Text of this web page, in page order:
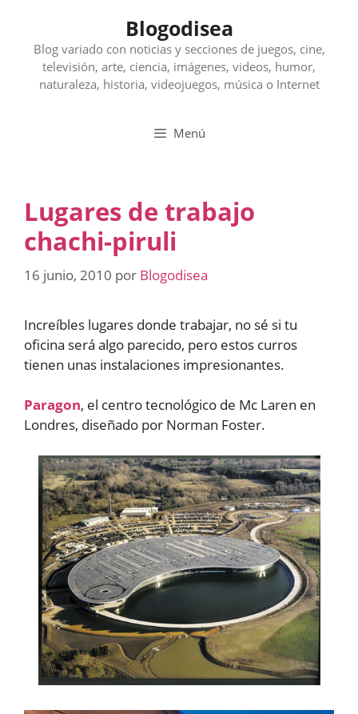
contenido
Blogodisea
Blog variado con noticias y secciones de juegos, cine,
televisión, arte, ciencia, imágenes, videos, humor,
naturaleza, historia, videojuegos, música o Internet
Menú
Lugares de trabajo
chachi-piruli
16 junio, 2010 por Blogodisea
Increíbles lugares donde trabajar, no sé si tu
oficina será algo parecido, pero estos curros
tienen unas instalaciones impresionantes.
Paragon, el centro tecnológico de Mc Laren en
Londres, diseñado por Norman Foster.